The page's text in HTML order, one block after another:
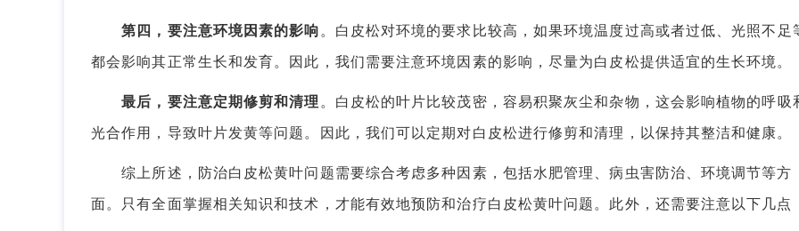
第四，要注意环境因素的影响。白皮松对环境的要求比较高，如果环境温度过高或者过低、光照不足
都会影响其正常生长和发育。因此，我们需要注意环境因素的影响，尽量为白皮松提供适宜的生长环境。
最后，要注意定期修剪和清理 。白皮松的叶片比较茂密，容易积聚灰尘和杂物，这会影响植物的呼吸
光合作用，导致叶片发黄等问题。因此，我们可以定期对白皮松进行修剪和清理，以保持其整洁和健康。
综上所述，防治白皮松黄叶问题需要综合考虑多种因素，包括水肥管理、病虫害防治、环境调节等方
面。只有全面掌握相关知识和技术，才能有效地预防和治疗白皮松黄叶问题。此外，还需要注意以下几点